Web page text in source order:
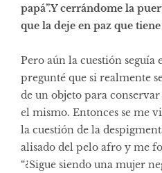
papá”.Y cerrándome la
que la deje en paz que
Pero aún la cuestión
pregunté que si realmente
de un objeto para
el mismo. Entonces se me
la cuestión de la
alisado del pelo afro y me
“¿Sigue siendo una mujer